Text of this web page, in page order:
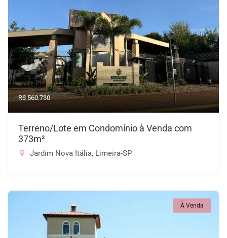
R$ 560.730
Terreno/Lote em Condomínio à Venda com
373m²
Jardim Nova Itália, Limeira-SP
À Venda